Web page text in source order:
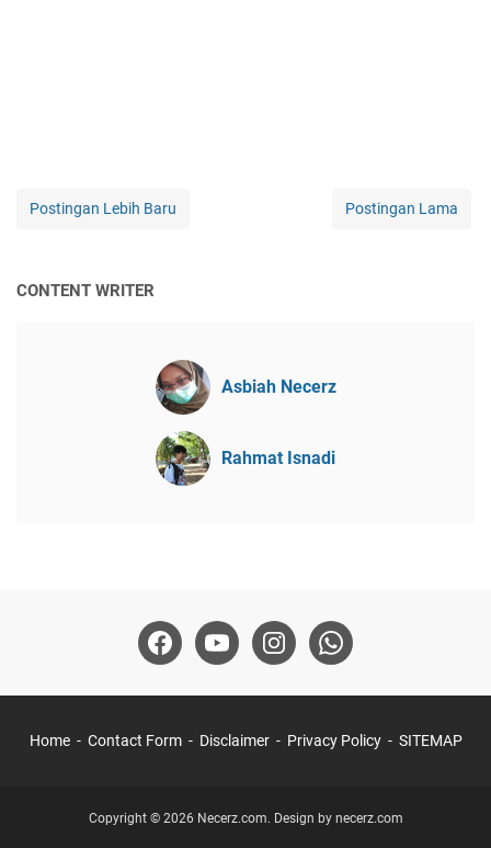
Postingan Lebih Baru Postingan Lama
CONTENT WRITER
Asbiah Necerz
Rahmat Isnadi
Home Contact Form Disclaimer Privacy Policy SITEMAP
Copyright © 2026 Necerz.com. Design by necerz.com